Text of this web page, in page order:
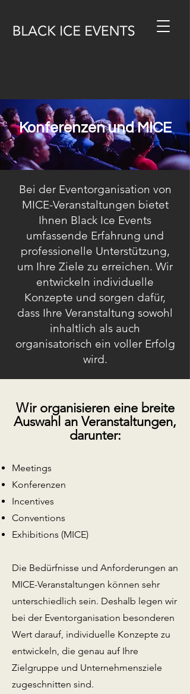
Konferenzen und MICE
Bei der Eventorganisation von
MICE-Veranstaltungen bietet
Ihnen Black Ice Events
umfassende Erfahrung und
professionelle Unterstützung,
um Ihre Ziele zu erreichen. Wir
entwickeln individuelle
Konzepte und sorgen dafür,
dass Ihre Veranstaltung sowohl
inhaltlich als auch
organisatorisch ein voller Erfolg
wird.
Wir organisieren eine breite
Auswahl an Veranstaltungen,
darunter:
Meetings
Konferenzen
Incentives
Conventions
Exhibitions (MICE)
Die Bedürfnisse und Anforderungen an
MICE-Veranstaltungen können sehr
unterschiedlich sein. Deshalb legen wir
bei der Eventorganisation besonderen
Wert darauf, individuelle Konzepte zu
entwickeln, die genau auf Ihre
Zielgruppe und Unternehmensziele
zugeschnitten sind.